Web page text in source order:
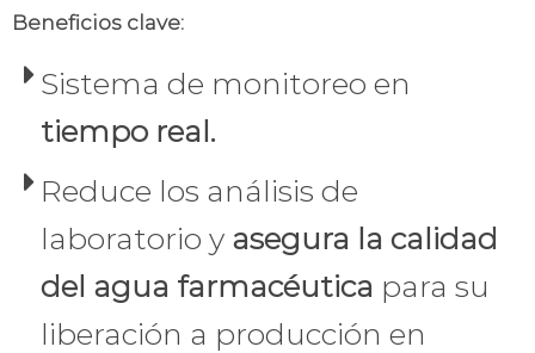
Beneficios clave:
Sistema de monitoreo en
tiempo real.
Reduce los análisis de
laboratorio y asegura la calidad
del agua farmacéutica para su
liberación a producción en